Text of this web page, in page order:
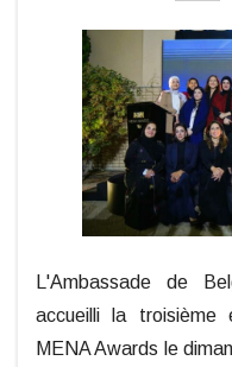
L'Ambassade de
accueilli la troisième
MENA Awards le